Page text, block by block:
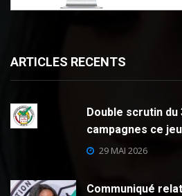
ARTICLES RECENTS
Double scrutin du
campagnes ce
29 MAI 2026
Communiqué